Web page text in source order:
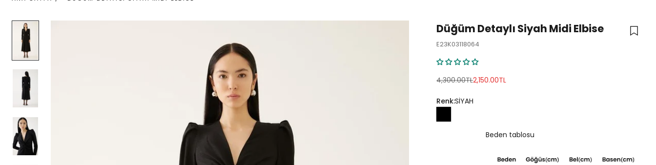
Düğüm Detaylı Siyah Midi Elbise
E23K03118064
Normal fiyat
4,300.00TLİndirimli fiyat
2,150.00TL
Renk:SİYAH
Beden tablosu